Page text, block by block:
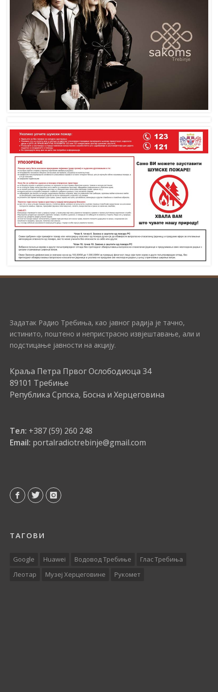
Задатак Радио Требиња, као јавног радија је тачно,
истинито, поштено и непристрасно извјештавање, али и
подстицање јавности на акцију.
Краља Петра Првог Ослободиоца 34
89101 Требиње
Република Српска, Босна и Херцеговина
Тел: +387 (59) 260 248
Email: portalradiotrebinje@gmail.com
ТАГОВИ
Google Huawei Водовод Требиње
Глас Требиња
Леотар
Музеј Херцеговине Рукомет